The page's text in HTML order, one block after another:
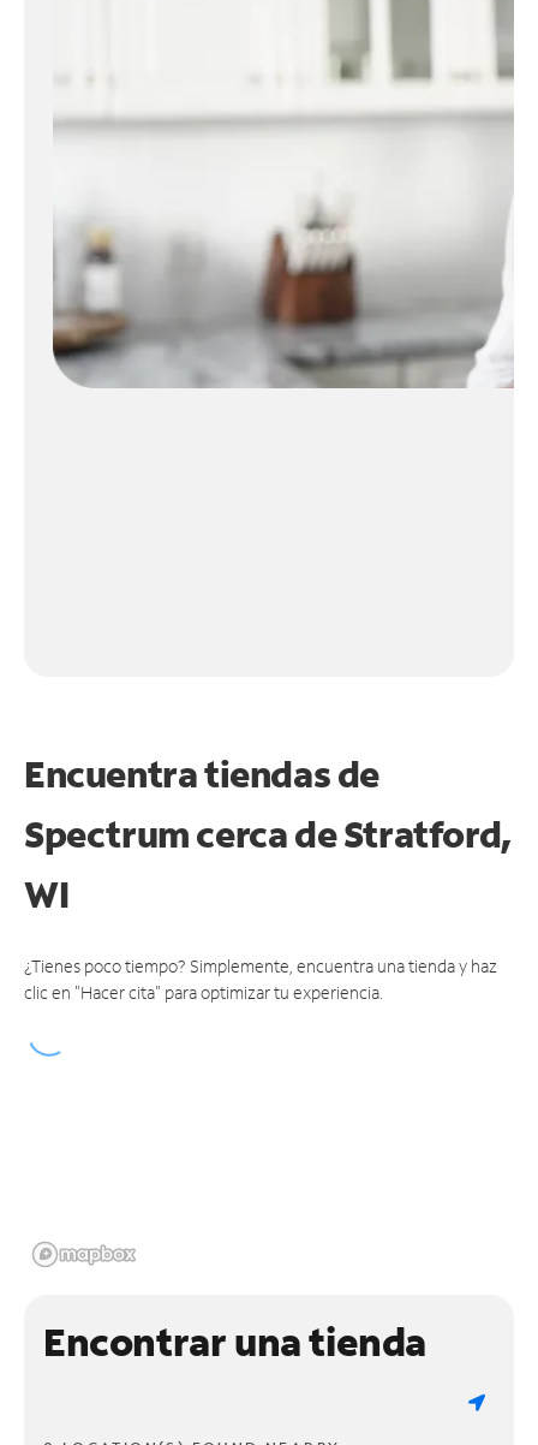
Encuentra tiendas de
Spectrum cerca deStratford,
WI
¿Tienes poco tiempo? Simplemente, encuentra una tienda y haz
clic en "Hacer cita" para optimizar tu experiencia.
Encontrar una tienda